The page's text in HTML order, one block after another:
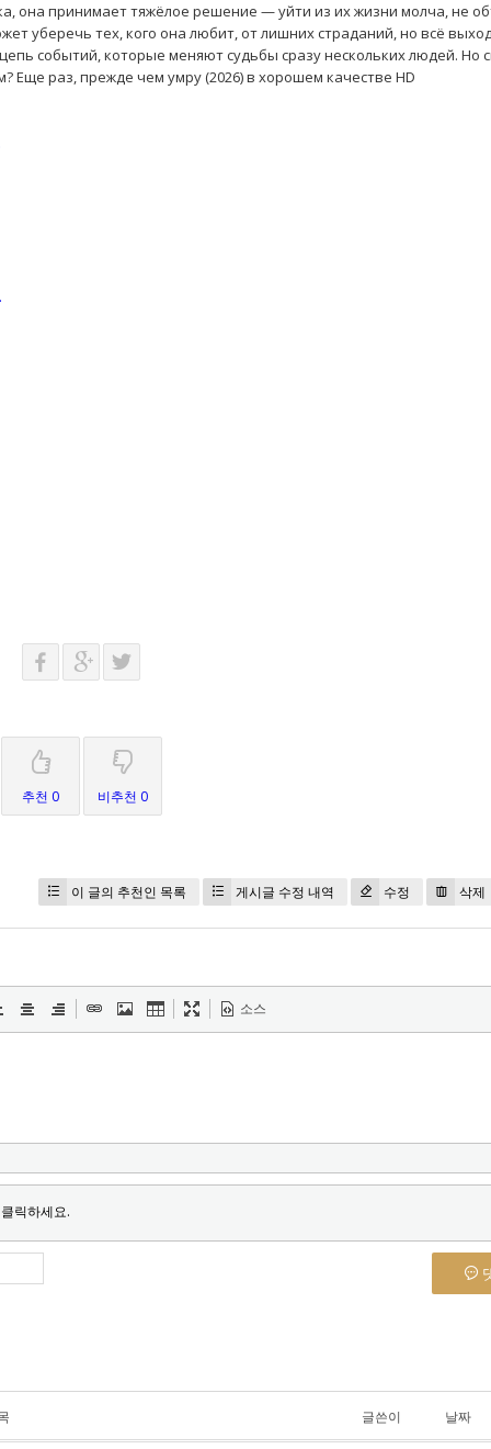
она принимает тяжёлое решение — уйти из их жизни молча, не
уберечь тех, кого она любит, от лишних страданий, но всё
событий, которые меняют судьбы сразу нескольких людей. Но
раз, прежде чем умру (2026) в хорошем качестве HD
추천 0 비추천 0
이 글의 추천인 목록 게시글 수정 내역 수정 삭제
소스
릭하세요.
글쓴이 날짜